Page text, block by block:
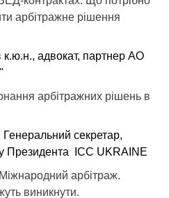
арбітражне рішення
к.ю.н., адвокат, партнер АО
арбітражних рішень в
Генеральний секретар,
Президента ICC UKRAINE
арбітраж.
виникнути.